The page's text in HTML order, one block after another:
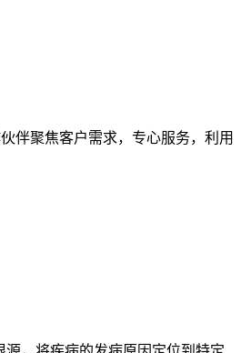
伴聚焦客户需求，专心服务，利用